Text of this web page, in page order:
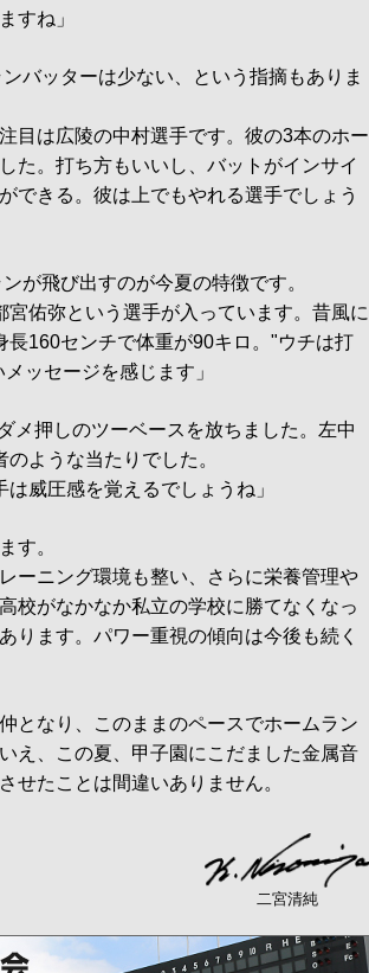
すね」
バッターは少ない、という指摘もありま
目は広陵の中村選手です。彼の3本のホー
た。打ち方もいいし、バットがインサイ
できる。彼は上でもやれる選手でしょう
が飛び出すのが今夏の特徴です。
宮佑弥という選手が入っています。昔風に
160センチで体重が90キロ。"ウチは打
ッセージを感じます」
メ押しのツーベースを放ちました。左中
ような当たりでした。
威圧感を覚えるでしょうね」
す。
ーニング環境も整い、さらに栄養管理や
校がなかなか私立の学校に勝てなくなっ
ります。パワー重視の傾向は今後も続く
となり、このままのペースでホームラン
え、この夏、甲子園にこだました金属音
せたことは間違いありません。
二宮清純